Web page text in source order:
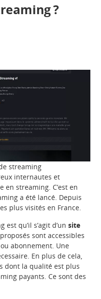
?
streaming
internautes et
streaming. C’est en
a été lancé. Depuis
plus visités en France.
est qu’il s’agit d’unsite
sont accessibles
abonnement. Une
En plus de cela,
dont la qualité est plus
payants. Ce sont des